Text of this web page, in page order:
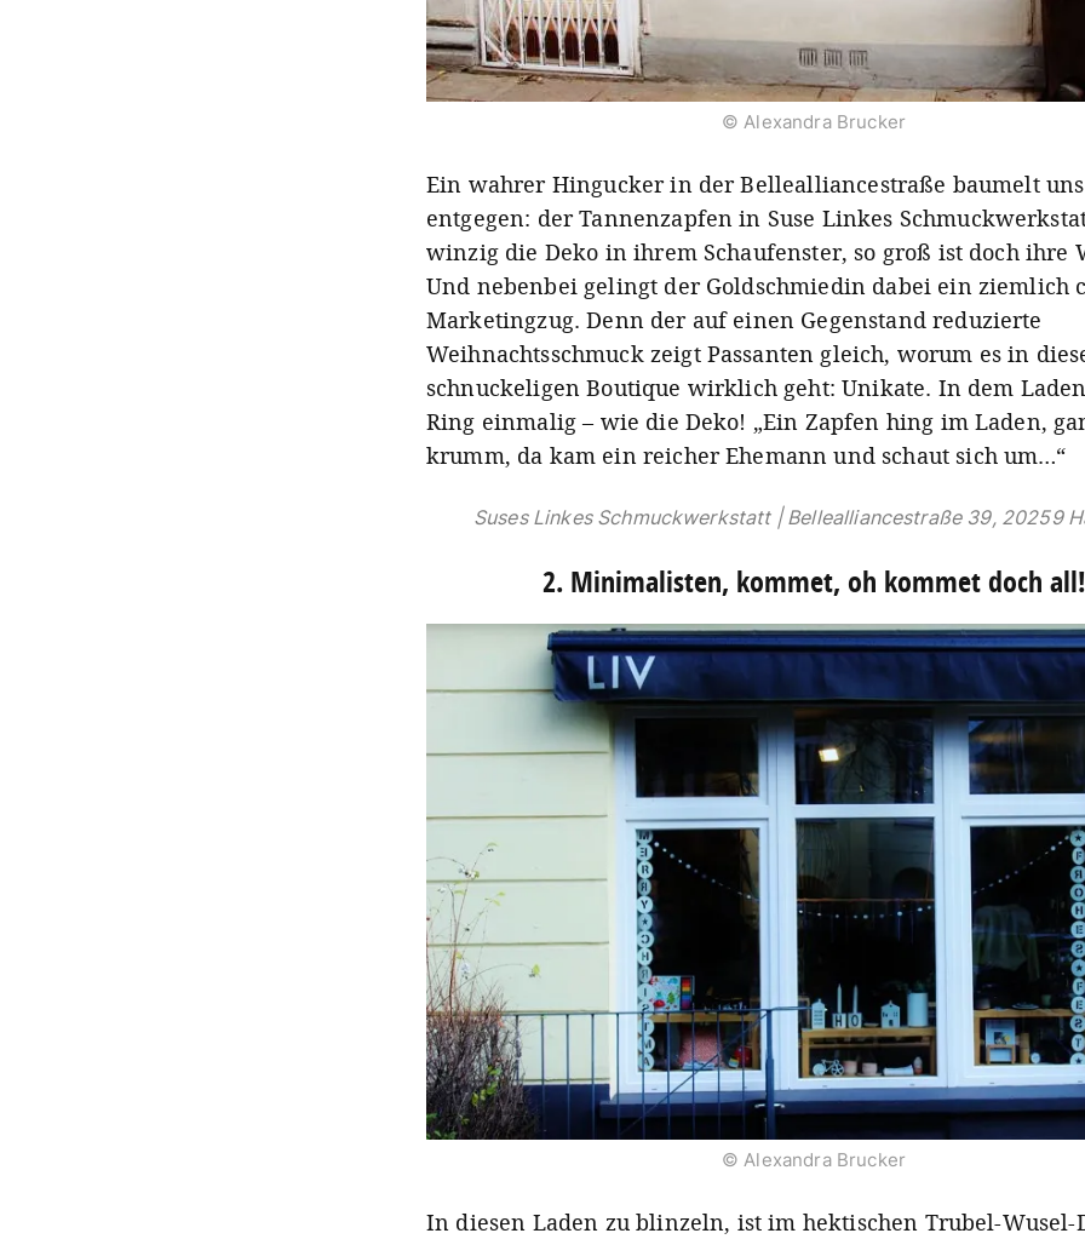
© Alexandra Brucker
Ein wahrer Hingucker in der Bellealliancestraße baumelt
entgegen: der Tannenzapfen in Suse Linkes
winzig die Deko in ihrem Schaufenster, so groß ist doch ihre
Und nebenbei gelingt der Goldschmiedin dabei ein ziemlich
Marketingzug. Denn der auf einen Gegenstand reduzierte
Weihnachtsschmuck zeigt Passanten gleich, worum es in
schnuckeligen Boutique wirklich geht: Unikate. In dem
Ring einmalig – wie die Deko! „Ein Zapfen hing im Laden,
krumm, da kam ein reicher Ehemann und schaut sich um…“
Suses Linkes Schmuckwerkstatt| Bellealliancestraße 39, 20259
2. Minimalisten, kommet, oh kommet doch all!
© Alexandra Brucker
In diesen Laden zu blinzeln, ist im hektischen Trubel-Wusel-